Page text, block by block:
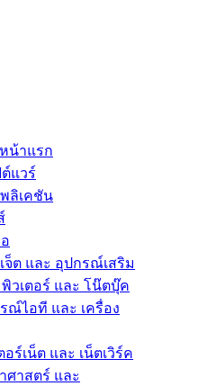
น้าแรก
แวร์
ลิเคชัน
จ็ต และ อุปกรณ์เสริม
วเตอร์ และ โน๊ตบุ๊ค
ณ์ไอที และ เครื่อง
ร์เน็ต และ เน็ตเวิร์ค
ศาสตร์ และ